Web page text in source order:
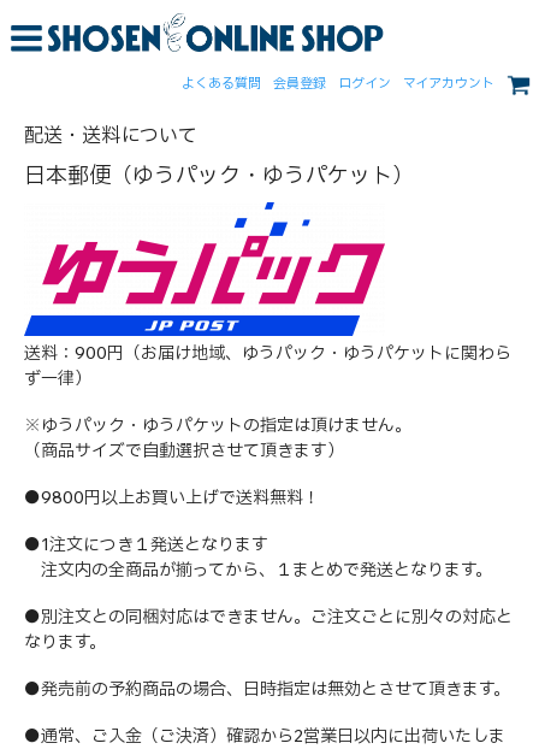
よくある質問 会員登録 ログイン マイアカウント
配送・送料について
日本郵便（ゆうパック・ゆうパケット）
送料：900円（お届け地域、ゆうパック・ゆうパケットに関わら
ず一律）
※ゆうパック・ゆうパケットの指定は頂けません。
（商品サイズで自動選択させて頂きます）
●9800円以上お買い上げで送料無料！
●1注文につき１発送となります
注文内の全商品が揃ってから、１まとめで発送となります。
●別注文との同梱対応はできません。ご注文ごとに別々の対応と
なります。
●発売前の予約商品の場合、日時指定は無効とさせて頂きます。
●通常、ご入金（ご決済）確認から2営業日以内に出荷いたしま